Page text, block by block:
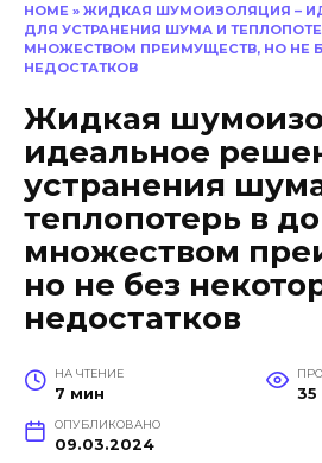
HOME » ЖИДКАЯ ШУМОИЗОЛЯЦИЯ –
ДЛЯ УСТРАНЕНИЯ ШУМА И
МНОЖЕСТВОМ ПРЕИМУЩЕСТВ, НО НЕ
НЕДОСТАТКОВ
Жидкая
идеальное
устранения
теплопотерь в
множеством
но не без
недостатков
НА ЧТЕНИЕ
7 мин 35
ОПУБЛИКОВАНО
09.03.2024